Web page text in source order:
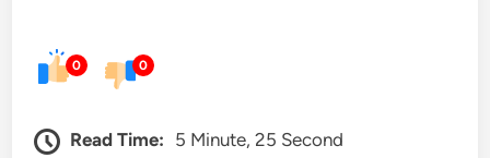
0 0
Read Time: 5 Minute, 25 Second